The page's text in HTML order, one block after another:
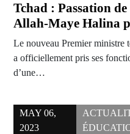
Tchad : Passation
Allah-Maye Halina
Le nouveau Premier
a officiellement pris ses
d’une…
MAY 06,
2023